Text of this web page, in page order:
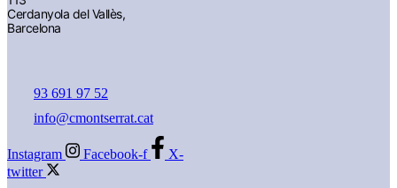
Cerdanyola del Vallès,
Barcelona
93 691 97 52
info@cmontserrat.cat
Instagram Facebook-f
X-
twitter